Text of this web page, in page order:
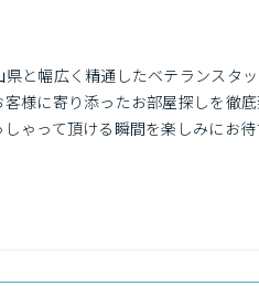
幅広く精通したベテランスタ
様に寄り添ったお部屋探しを徹
ゃって頂ける瞬間を楽しみにお